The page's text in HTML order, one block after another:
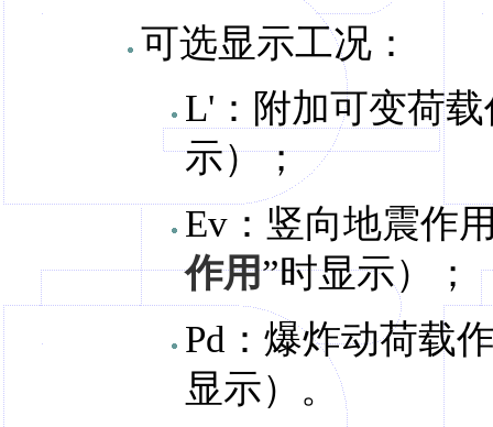
可选显示工况：
L'：附加可变荷
示）；
Ev：竖向地震作
作用”时显示）；
Pd：爆炸动荷载
显示）。